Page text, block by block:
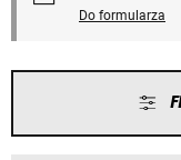
Do formularza